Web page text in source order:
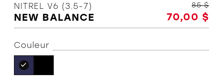
NITREL V6 (3.5-7)
NEW BALANCE 70,00 $
85 $
Couleur